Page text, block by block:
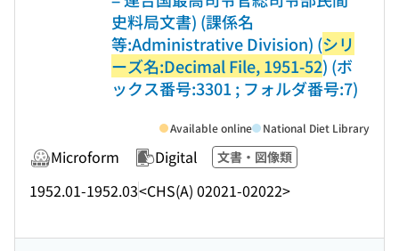
史料局文書) (課係名
等:Administrative Division) (シリ
ーズ名:Decimal File, 1951-52) (ボ
ックス番号:3301 ; フォルダ番号:7)
Microform Digital 文書・図像類
1952.01-1952.03<CHS(A) 02021-02022>
Available online National Diet Library